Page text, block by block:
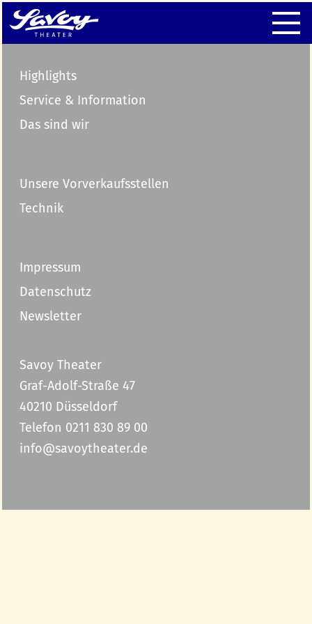
Highlights
Service & Information
Das sind wir
Unsere Vorverkaufsstellen
Technik
Impressum
Datenschutz
Newsletter
Savoy Theater
Graf-Adolf-Straße 47
40210 Düsseldorf
Telefon 0211 830 89 00
info@savoytheater.de